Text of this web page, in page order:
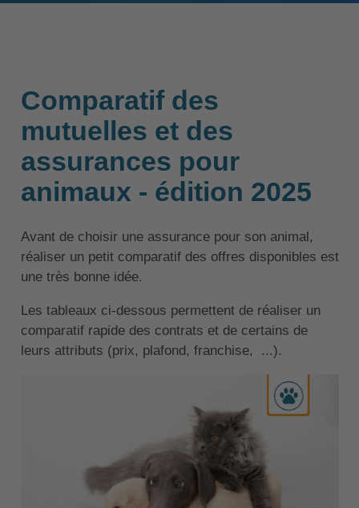
Comparatif des
mutuelles et des
assurances pour
animaux - édition 2025
Avant de choisir une assurance pour son animal,
réaliser un petit comparatif des offres disponibles est
une très bonne idée.
Les tableaux ci-dessous permettent de réaliser un
comparatif rapide des contrats et de certains de
leurs attributs (prix, plafond, franchise, ...).